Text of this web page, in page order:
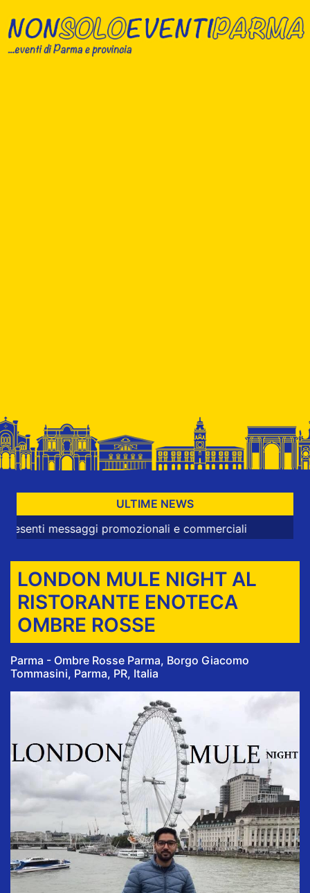
ULTIME NEWS
messaggi promozionali e commerciali
LONDON MULE NIGHT AL
RISTORANTE ENOTECA
OMBRE ROSSE
Parma - Ombre Rosse Parma, Borgo Giacomo
Tommasini, Parma, PR, Italia